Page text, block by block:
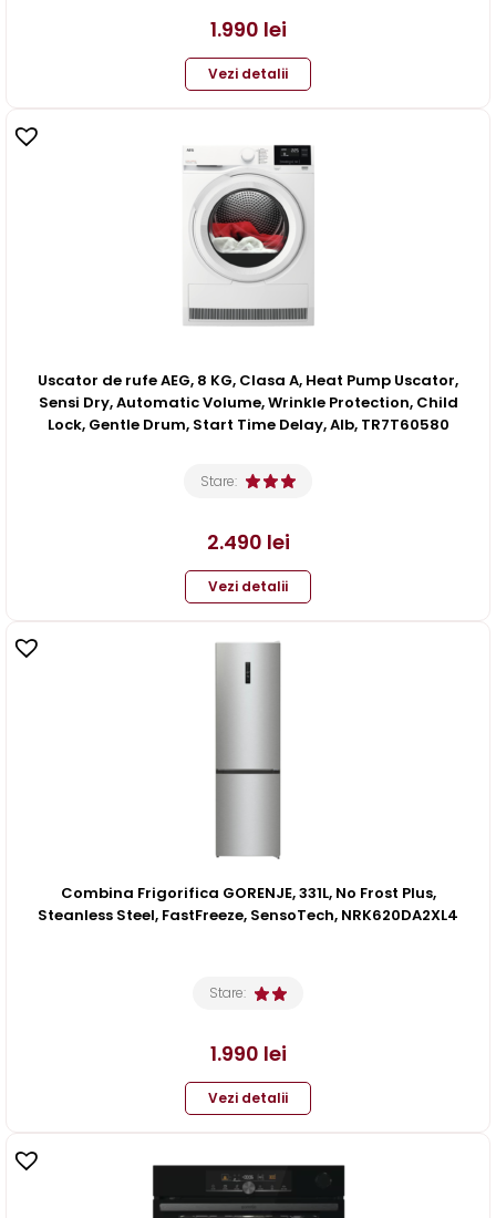
1.990 lei
Vezi detalii
Uscator de rufe AEG, 8 KG, Clasa A, Heat Pump Uscator,
Sensi Dry, Automatic Volume, Wrinkle Protection, Child
Lock, Gentle Drum, Start Time Delay, Alb, TR7T60580
Stare:
2.490 lei
Vezi detalii
Combina Frigorifica GORENJE, 331L, No Frost Plus,
Steanless Steel, FastFreeze, SensoTech, NRK620DA2XL4
Stare:
1.990 lei
Vezi detalii